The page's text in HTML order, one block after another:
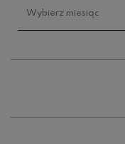
Wybierz miesiąc